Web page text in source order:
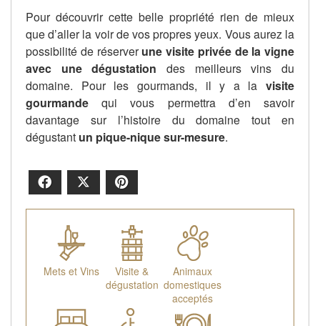
Pour découvrir cette belle propriété rien de mieux
que d’aller la voir de vos propres yeux. Vous aurez la
possibilité de réserverune visite privée de la vigne
avec une dégustation des meilleurs vins du
domaine. Pour les gourmands, il y a la visite
gourmande qui vous permettra d’en savoir
davantage sur l’histoire du domaine tout en
dégustant un pique-nique sur-mesure.
Facebook
Mets et Vins
Visite &
dégustation
Animaux
domestiques
acceptés